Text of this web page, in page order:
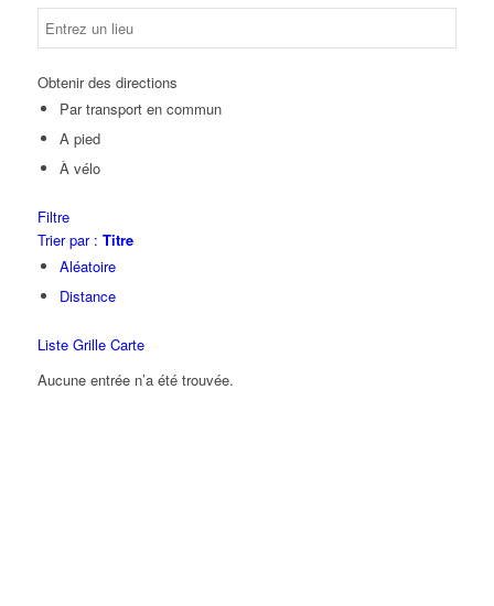
Obtenir des directions
Par transport en commun
A pied
À vélo
Filtre
Trier par : Titre
Aléatoire
Distance
Liste Grille Carte
Aucune entrée n’a été trouvée.